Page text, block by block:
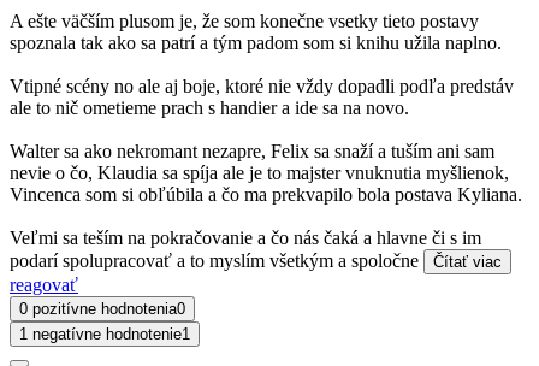
A ešte väčším plusom je, že som konečne vsetky tieto postavy
spoznala tak ako sa patrí a tým padom som si knihu užila naplno.
Vtipné scény no ale aj boje, ktoré nie vždy dopadli podľa predstáv
ale to nič ometieme prach s handier a ide sa na novo.
Walter sa ako nekromant nezapre, Felix sa snaží a tuším ani sam
nevie o čo, Klaudia sa spíja ale je to majster vnuknutia myšlienok,
Vincenca som si obľúbila a čo ma prekvapilo bola postava Kyliana.
Veľmi sa teším na pokračovanie a čo nás čaká a hlavne či s im
podarí spolupracovať a to myslím všetkým a spoločne
Čítať viac
reagovať
0 pozitívne hodnotenia0
1 negatívne hodnotenie1